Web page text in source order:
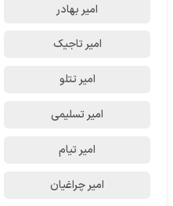
امیر بهادر
امیر تاجیک
امیر تتلو
امیر تسلیمی
امیر تیام
امیر چراغیان